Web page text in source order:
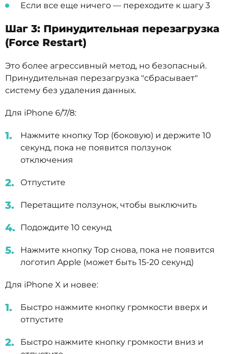
Если все еще ничего — переходите к шагу 3
Шаг 3: Принудительная перезагрузка
(Force Restart)
Это более агрессивный метод, но безопасный.
Принудительная перезагрузка "сбрасывает"
систему без удаления данных.
Для iPhone 6/7/8:
Нажмите кнопку Top (боковую) и держите 10
секунд, пока не появится ползунок
отключения
Отпустите
Перетащите ползунок, чтобы выключить
Подождите 10 секунд
Нажмите кнопку Top снова, пока не появится
логотип Apple (может быть 15-20 секунд)
Для iPhone X и новее:
Быстро нажмите кнопку громкости вверх и
отпустите
Быстро нажмите кнопку громкости вниз и